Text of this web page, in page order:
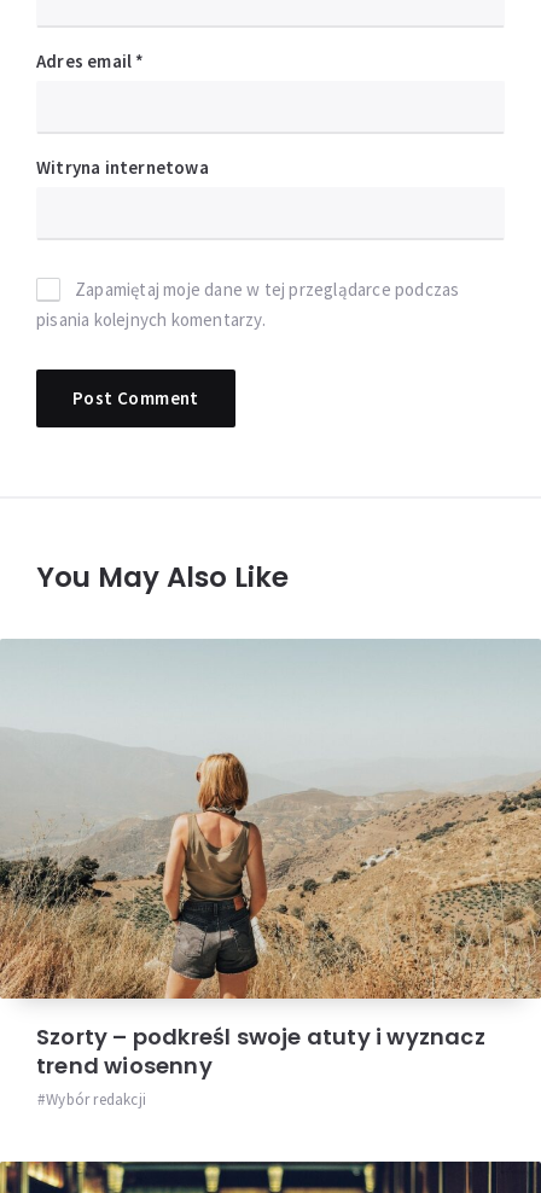
Adres email *
Witryna internetowa
Zapamiętaj moje dane w tej przeglądarce podczas
pisania kolejnych komentarzy.
You May Also Like
Szorty – podkreśl swoje atuty i wyznacz
trend wiosenny
Wybór redakcji